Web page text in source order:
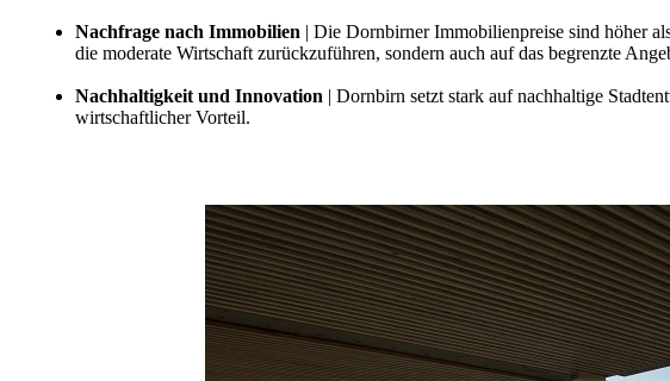
Nachfrage nach Immobilien | Die Dornbirner Immobilienpreise sind höher
die moderate Wirtschaft zurückzuführen, sondern auch auf das begrenzte
Nachhaltigkeit und Innovation | Dornbirn setzt stark auf nachhaltige
wirtschaftlicher Vorteil.